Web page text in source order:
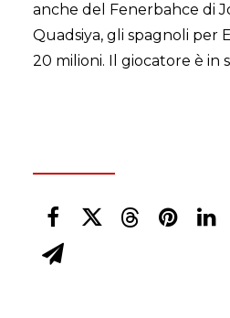
anche del Fenerbahce di
Quadsiya, gli spagnoli per
20 milioni. Il giocatore è in